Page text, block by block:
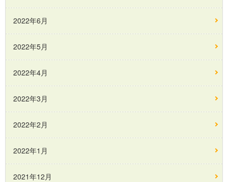
2022年6月
2022年5月
2022年4月
2022年3月
2022年2月
2022年1月
2021年12月